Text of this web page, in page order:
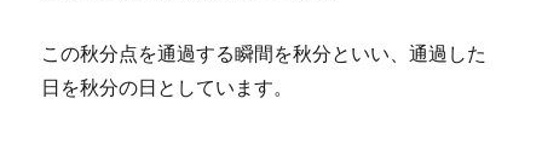
この秋分点を通過する瞬間を秋分といい、通過した
日を秋分の日としています。